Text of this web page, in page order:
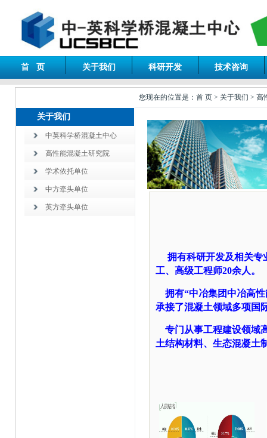
首 页 关于我们 科研开发 技术咨询
您现在的位置是：首 页 > 关于我们 > 高
关于我们
中英科学桥混凝土中心
高性能混凝土研究院
学术依托单位
中方牵头单位
英方牵头单位
拥有科研开发及相关专
工、高级工程师20余人。
拥有“中冶集团中冶高性
承接了混凝土领域多项国
专门从事工程建设领域
土结构材料、生态混凝土